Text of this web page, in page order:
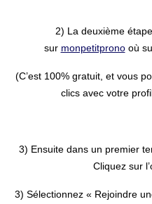
2) La deuxième
sur monpetitpronooù
(C’est 100% gratuit, et vous
clics avec votre
3) Ensuite dans un premier
Cliquez sur
3) Sélectionnez « Rejoindre